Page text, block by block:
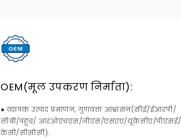
OEM(मूल उपकरण निर्माता):
● व्यापक उत्पाद प्रमाणन, गुणवत्ता आश्वासन(सीई/ईआरपी/
सीबी/पहुंच/ आरओएचएस/जीएस/एसएए/यूकेसीए/पीएसई/
केसी/सीसीसी).